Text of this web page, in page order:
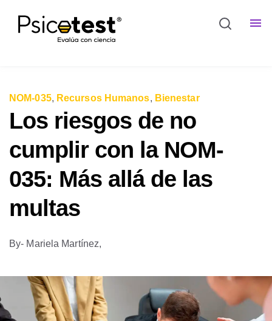
NOM-035, Recursos Humanos, Bienestar
Los riesgos de no
cumplir con la NOM-
035: Más allá de las
multas
By- Mariela Martínez,